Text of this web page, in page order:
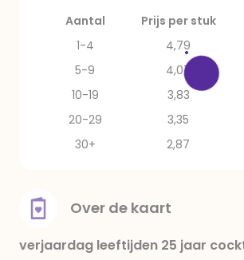
Aantal Prijs per stuk
1-4
4,79
5-9
4,07
10-19
3,83
20-29
3,35
30+
2,87
Over de kaart
verjaardag leeftijden 25 jaar